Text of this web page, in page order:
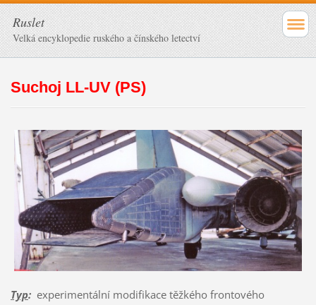
Ruslet
Velká encyklopedie ruského a čínského letectví
Suchoj LL-UV (PS)
Typ:experimentální modifikace těžkého frontového